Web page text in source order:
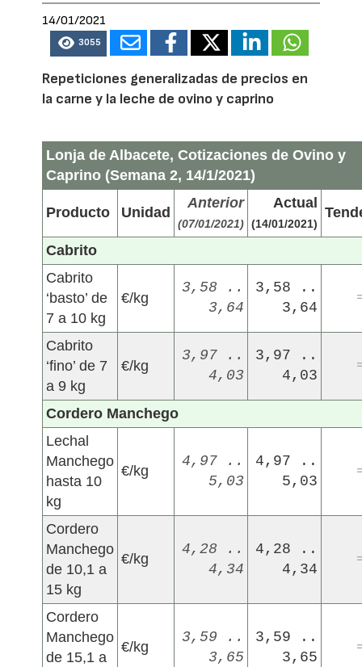
14/01/2021
3055
Repeticiones generalizadas de precios en
la carne y la leche de ovino y caprino
Lonja de Albacete, Cotizaciones de Ovino y
Caprino (Semana 2, 14/1/2021)
Producto Unidad
Anterior
(07/01/2021)
Actual
(14/01/2021)
Cabrito
Cabrito
‘basto’ de
7 a 10 kg
€/kg
3,58 ..
3,64
3,58 ..
3,64
Cabrito
‘fino’ de 7
a 9 kg
€/kg
3,97 ..
4,03
3,97 ..
4,03
Cordero Manchego
Lechal
Manchego
hasta 10
kg
€/kg
4,97 ..
5,03
4,97 ..
5,03
Cordero
Manchego
de 10,1 a
15 kg
€/kg
4,28 ..
4,34
4,28 ..
4,34
Cordero
Manchego
de 15,1 a
€/kg
3,59 ..
3,65
3,59 ..
3,65